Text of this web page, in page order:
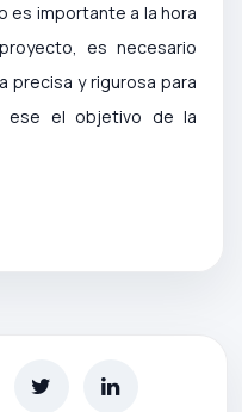
es importante a la hora
es necesario
precisa y rigurosa para
ese el objetivo de la